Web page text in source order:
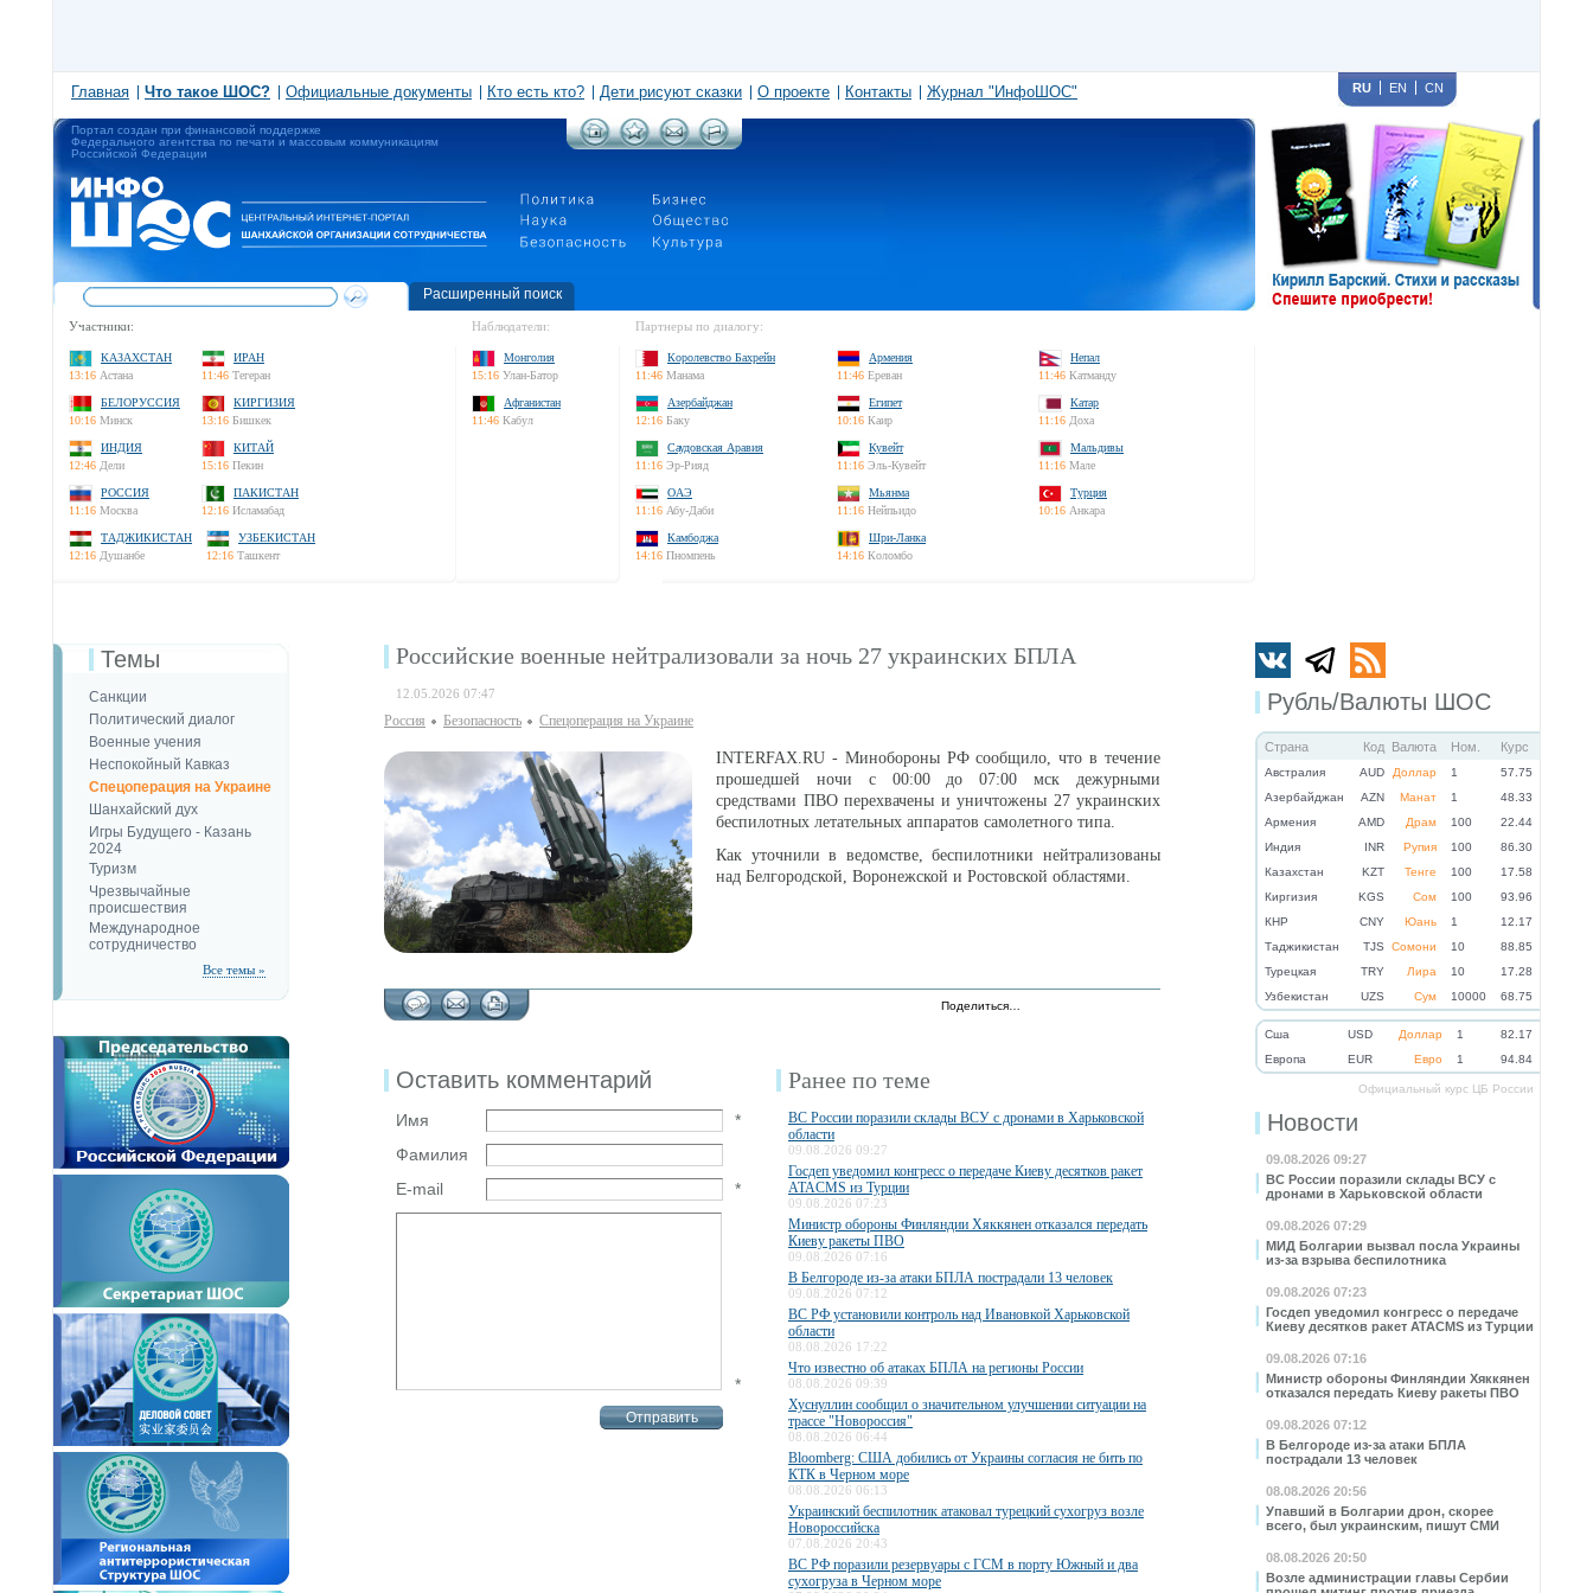
Главная Что такое ШОС? Официальные документы Кто есть кто? Дети рисуют сказки О проекте Контакты Журнал "ИнфоШОС" RU EN CN
Портал создан при финансовой поддержке
Федерального агентства по печати и массовым коммуникациям
Российской Федерации
Расширенный поиск
Участники:
КАЗАХСТАН
13:16 Астана
ИРАН
11:46 Тегеран
БЕЛОРУССИЯ
10:16 Минск
КИРГИЗИЯ
13:16 Бишкек
ИНДИЯ
12:46 Дели
КИТАЙ
15:16 Пекин
РОССИЯ
11:16 Москва
ПАКИСТАН
12:16 Исламабад
ТАДЖИКИСТАН
12:16 Душанбе
УЗБЕКИСТАН
12:16 Ташкент
Наблюдатели:
Монголия
15:16 Улан-Батор
Афганистан
11:46 Кабул
Партнеры по диалогу:
Королевство Бахрейн
11:46 Манама
Армения
11:46 Ереван
Непал
11:46 Катманду
Азербайджан
12:16 Баку
Египет
10:16 Каир
Катар
11:16 Доха
Саудовская Аравия
11:16 Эр-Рияд
Кувейт
11:16 Эль-Кувейт
Мальдивы
11:16 Мале
ОАЭ
11:16 Абу-Даби
Мьянма
11:16 Нейпьидо
Турция
10:16 Анкара
Камбоджа
14:16 Пномпень
Шри-Ланка
14:16 Коломбо
Рубль/Валюты ШОС
Страна Код Валюта Ном. Курс
Австралия AUD Доллар 1
57.75
Азербайджан
AZN Манат 1
48.33
Армения
AMD Драм 100
22.44
Индия
INR Рупия 100
86.30
Казахстан
KZT Тенге 100
17.58
Киргизия
KGS Сом 100
93.96
КНР
CNY Юань 1
12.17
Таджикистан
TJS Сомони 10
88.85
Турецкая
TRY Лира 10
17.28
Узбекистан
UZS Сум 10000 68.75
Cша USD Доллар 1
82.17
Eвропа
EUR Евро 1 94.84
Официальный курс ЦБ России
Новости
09.08.2026 09:27
ВС России поразили склады ВСУ с
дронами в Харьковской области
09.08.2026 07:29
МИД Болгарии вызвал посла Украины
из-за взрыва беспилотника
09.08.2026 07:23
Госдеп уведомил конгресс о передаче
Киеву десятков ракет ATACMS из Турции
09.08.2026 07:16
Министр обороны Финляндии Хяккянен
отказался передать Киеву ракеты ПВО
09.08.2026 07:12
В Белгороде из-за атаки БПЛА
пострадали 13 человек
08.08.2026 20:56
Упавший в Болгарии дрон, скорее
всего, был украинским, пишут СМИ
08.08.2026 20:50
Возле администрации главы Сербии
Темы
Санкции
Политический диалог
Военные учения
Неспокойный Кавказ
Спецоперация на Украине
Шанхайский дух
Игры Будущего - Казань
2024
Туризм
Чрезвычайные
происшествия
Международное
сотрудничество
Все темы »
Российские военные нейтрализовали за ночь 27 украинских БПЛА
12.05.2026 07:47
Россия Безопаcность Спецоперация на Украине
INTERFAX.RU - Минобороны РФ сообщило, что в течение
прошедшей ночи с 00:00 до 07:00 мск дежурными
средствами ПВО перехвачены и уничтожены 27 украинских
беспилотных летательных аппаратов самолетного типа.
Как уточнили в ведомстве, беспилотники нейтрализованы
над Белгородской, Воронежской и Ростовской областями.
Поделиться…
Оставить комментарий
Имя
*
Фамилия
E-mail
*
*
Ранее по теме
ВС России поразили склады ВСУ с дронами в Харьковской
области
09.08.2026 09:27
Госдеп уведомил конгресс о передаче Киеву десятков ракет
ATACMS из Турции
09.08.2026 07:23
Министр обороны Финляндии Хяккянен отказался передать
Киеву ракеты ПВО
09.08.2026 07:16
В Белгороде из-за атаки БПЛА пострадали 13 человек
09.08.2026 07:12
ВС РФ установили контроль над Ивановкой Харьковской
области
08.08.2026 17:22
Что известно об атаках БПЛА на регионы России
08.08.2026 09:39
Хуснуллин сообщил о значительном улучшении ситуации на
трассе "Новороссия"
08.08.2026 06:44
Bloomberg: США добились от Украины согласия не бить по
КТК в Черном море
08.08.2026 06:13
Украинский беспилотник атаковал турецкий сухогруз возле
Новороссийска
07.08.2026 20:43
ВС РФ поразили резервуары с ГСМ в порту Южный и два
сухогруза в Черном море